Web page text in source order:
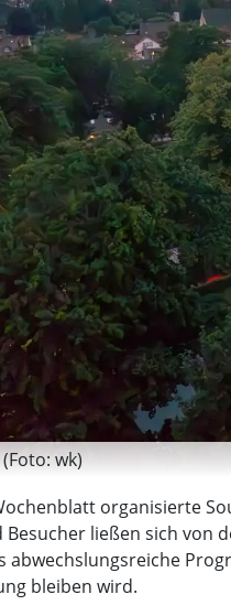
wk)
organisierte
ließen sich von
abwechslungsreiche
bleiben wird.